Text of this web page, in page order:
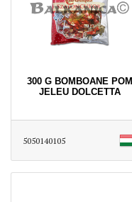
300 G BOMBOANE POM
JELEU DOLCETTA
5050140105